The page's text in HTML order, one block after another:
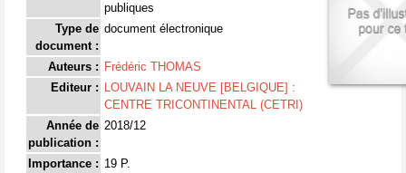
publiques
Type de
document :
document électronique
Auteurs : Frédéric THOMAS
Editeur : LOUVAIN LA NEUVE [BELGIQUE] :
CENTRE TRICONTINENTAL (CETRI)
Année de
publication :
2018/12
Importance : 19 P.